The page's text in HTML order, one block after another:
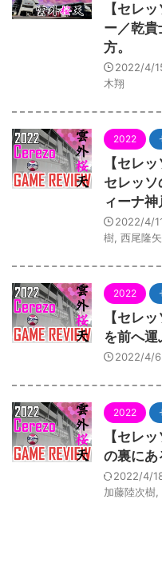
【セレ
ー／乾貴
方。
2022/4/
木翔
2022
【セレ
セレッ
ィーナ神
2022/4/
樹 西尾隆矢
2022
【セレ
を前へ
2022/4/6
2022
【セレ
の裏にあ
2022/4/
加藤陸次樹